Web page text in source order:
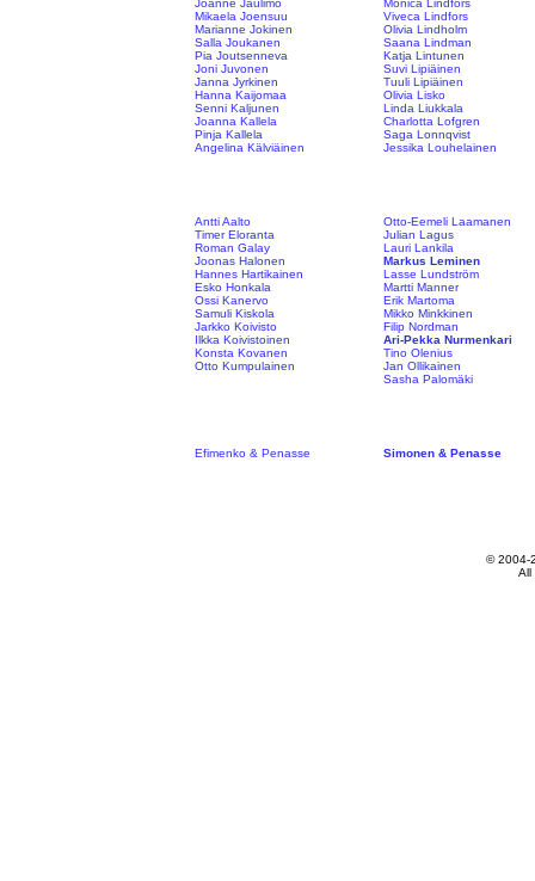
Joanne Jaulimo
Mikaela Joensuu
Marianne Jokinen
Salla Joukanen
Pia Joutsenneva
Joni Juvonen
Janna Jyrkinen
Hanna Kaijomaa
Senni Kaljunen
Joanna Kallela
Pinja Kallela
Angelina Kälviäinen
Monica Lindfors
Viveca Lindfors
Olivia Lindholm
Saana Lindman
Katja Lintunen
Suvi Lipiäinen
Tuuli Lipiäinen
Olivia Lisko
Linda Liukkala
Charlotta Lofgren
Saga Lonnqvist
Jessika Louhelainen
Antti Aalto
Timer Eloranta
Roman Galay
Joonas Halonen
Hannes Hartikainen
Esko Honkala
Ossi Kanervo
Samuli Kiskola
Jarkko Koivisto
Ilkka Koivistoinen
Konsta Kovanen
Otto Kumpulainen
Otto-Eemeli Laamanen
Julian Lagus
Lauri Lankila
Markus Leminen
Lasse Lundström
Martti Manner
Erik Martoma
Mikko Minkkinen
Filip Nordman
Ari-Pekka Nurmenkari
Tino Olenius
Jan Ollikainen
Sasha Palomäki
Efimenko & Penasse Simonen & Penasse
© 2004-
All